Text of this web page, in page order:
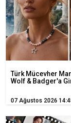
Türk Mücevher
Wolf & Badger'a
07 Ağustos 2026